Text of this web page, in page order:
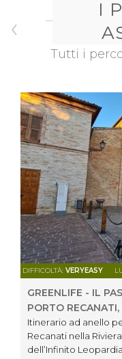
I
Tutti i
DIFFICOLTÀ: VERYEASY
GREENLIFE - IL
PORTO
Itinerario ad anello
Recanati nella
dell’Infinito
‹